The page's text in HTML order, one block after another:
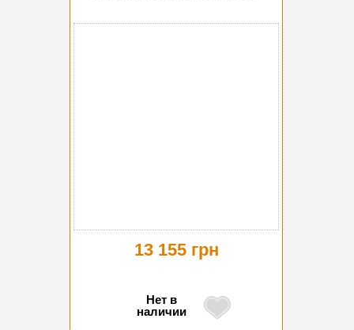
13 155 грн
Нет в
наличии